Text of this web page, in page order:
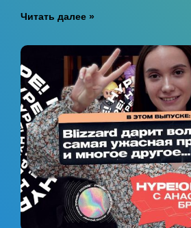
Читать далее »